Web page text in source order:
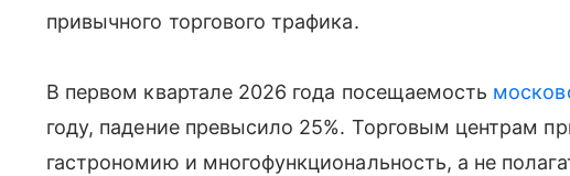
привычного торгового трафика.
В первом квартале 2026 года посещаемость
году, падение превысило 25%. Торговым центрам
гастрономию и многофункциональность, а не